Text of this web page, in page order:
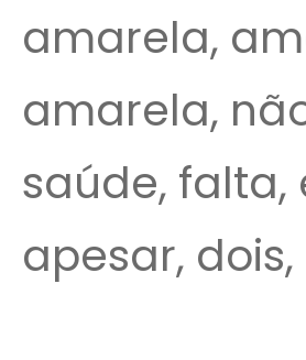
amarela,
amarela,
saúde,
apesar,